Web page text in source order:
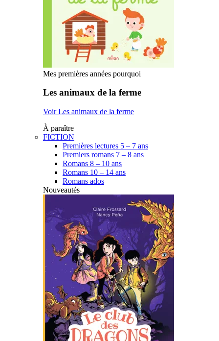
Mes premières années pourquoi
Les animaux de la ferme
Voir Les animaux de la ferme
À paraître
FICTION
Premières lectures 5 – 7 ans
Premiers romans 7 – 8 ans
Romans 8 – 10 ans
Romans 10 – 14 ans
Romans ados
Nouveautés